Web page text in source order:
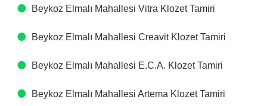
Beykoz Elmalı Mahallesi Vitra Klozet Tamiri
Beykoz Elmalı Mahallesi Creavit Klozet Tamiri
Beykoz Elmalı Mahallesi E.C.A. Klozet Tamiri
Beykoz Elmalı Mahallesi Artema Klozet Tamiri